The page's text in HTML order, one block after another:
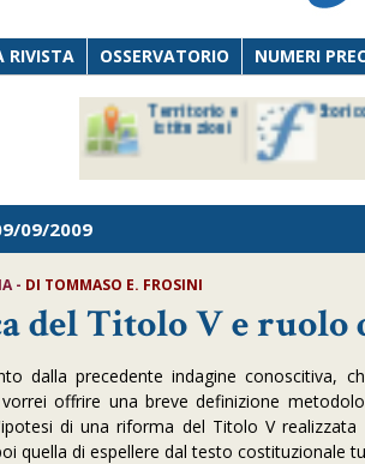
RIVISTA OSSERVATORIO NUMERI
Territorio e
istituzioni
09/2009
- DI TOMMASO E. FROSINI
del Titolo V e ruolo
dalla precedente indagine
offrire una breve definizione
di una riforma del Titolo V
quella di espellere dal testo costituzionale